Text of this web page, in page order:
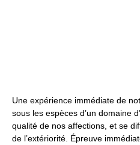
Une expérience immédiate de
sous les espèces d’un domaine
qualité de nos affections, et se
de l’extériorité. Épreuve